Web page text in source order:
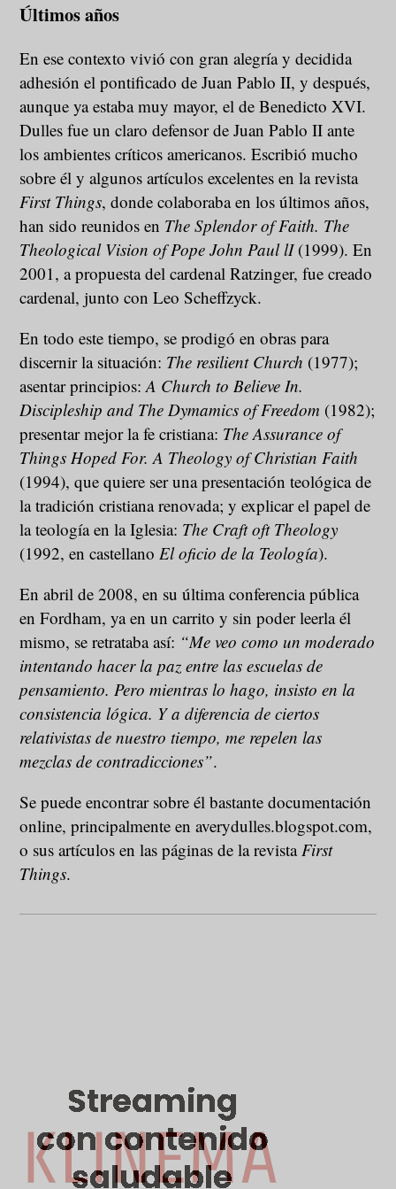
Últimos años
En ese contexto vivió con gran alegría y decidida
adhesión el pontificado de Juan Pablo II, y después,
aunque ya estaba muy mayor, el de Benedicto XVI.
Dulles fue un claro defensor de Juan Pablo II ante
los ambientes críticos americanos. Escribió mucho
sobre él y algunos artículos excelentes en la revista
First Things, donde colaboraba en los últimos años,
han sido reunidos en The Splendor of Faith. The
Theological Vision of Pope John Paul lI(1999). En
2001, a propuesta del cardenal Ratzinger, fue creado
cardenal, junto con Leo Scheffzyck.
En todo este tiempo, se prodigó en obras para
discernir la situación: The resilient Church (1977);
asentar principios:A Church to Believe In.
Discipleship and The Dymamics of Freedom (1982);
presentar mejor la fe cristiana: The Assurance of
Things Hoped For.A Theology of Christian Faith
(1994), que quiere ser una presentación teológica de
la tradición cristiana renovada; y explicar el papel de
la teología en la Iglesia: The Craft oft Theology
(1992, en castellano El oficio de la Teología).
En abril de 2008, en su última conferencia pública
en Fordham, ya en un carrito y sin poder leerla él
mismo, se retrataba así: “Me veo como un moderado
intentando hacer la paz entre las escuelas de
pensamiento. Pero mientras lo hago, insisto en la
consistencia lógica. Y a diferencia de ciertos
relativistas de nuestro tiempo, me repelen las
mezclas de contradicciones”.
Se puede encontrar sobre él bastante documentación
online, principalmente en averydulles.blogspot.com,
o sus artículos en las páginas de la revista First
Things.